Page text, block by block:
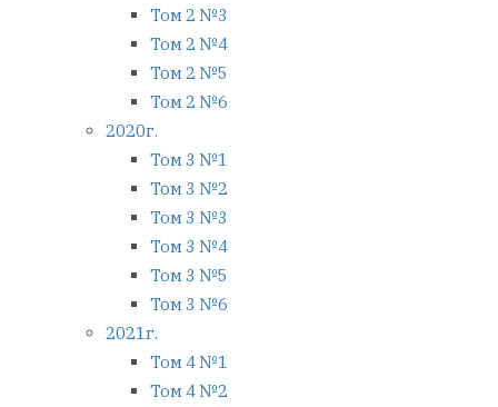
Том 2 №3
Том 2 №4
Том 2 №5
Том 2 №6
2020г.
Том 3 №1
Том 3 №2
Том 3 №3
Том 3 №4
Том 3 №5
Том 3 №6
2021г.
Том 4 №1
Том 4 №2